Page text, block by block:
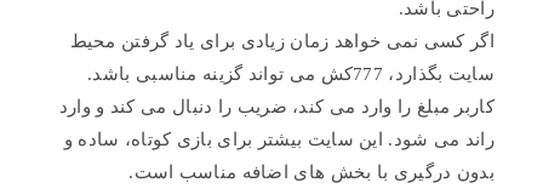
راحتی باشد.
اگر کسی نمی خواهد زمان زیادی برای یاد گرفتن محیط
سایت بگذارد، 777کش می تواند گزینه مناسبی باشد.
کاربر مبلغ را وارد می کند، ضریب را دنبال می کند و وارد
راند می شود. این سایت بیشتر برای بازی کوتاه، ساده و
بدون درگیری با بخش های اضافه مناسب است.